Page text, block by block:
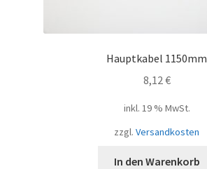
Hauptkabel 1150mm
8,12 €
inkl. 19 % MwSt.
zzgl. Versandkosten
In den Warenkorb